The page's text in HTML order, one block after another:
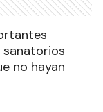
sanatorios
no hayan